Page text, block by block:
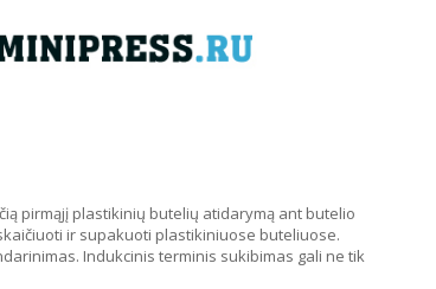
pirmąjį plastikinių butelių atidarymą ant butelio
ir supakuoti plastikiniuose buteliuose.
Indukcinis terminis sukibimas gali ne tik